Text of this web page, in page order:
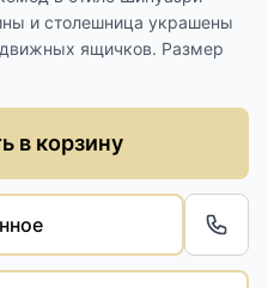
и столешница украшены
ящичков. Размер
в корзину